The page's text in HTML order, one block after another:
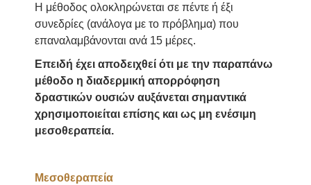
Η μέθοδος ολοκληρώνεται σε πέντε ή έξι
συνεδρίες (ανάλογα με το πρόβλημα) που
επαναλαμβάνονται ανά 15 μέρες.
Επειδή έχει αποδειχθεί ότι με την παραπάνω
μέθοδο η διαδερμική απορρόφηση
δραστικών ουσιών αυξάνεται σημαντικά
χρησιμοποιείται επίσης και ως μη ενέσιμη
μεσοθεραπεία.
Μεσοθεραπεία